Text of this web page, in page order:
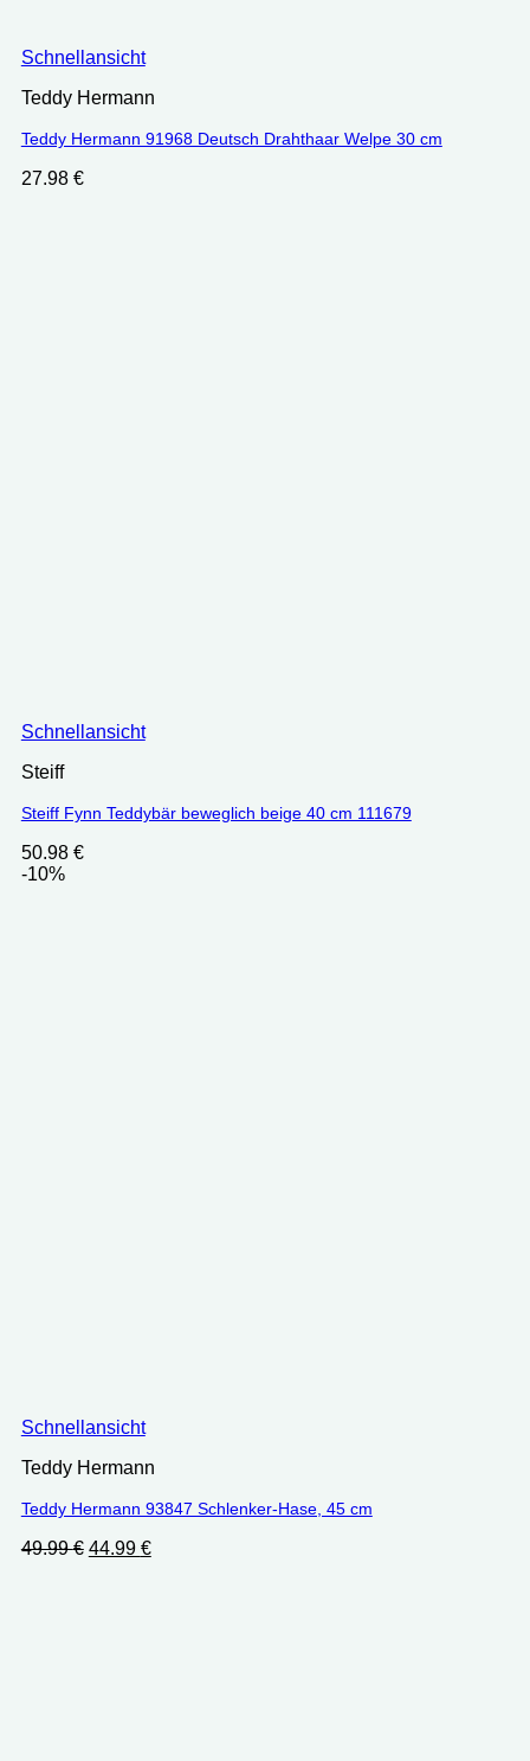
Schnellansicht
Teddy Hermann
Teddy Hermann 91968 Deutsch Drahthaar Welpe 30 cm
27.98 €
Schnellansicht
Steiff
Steiff Fynn Teddybär beweglich beige 40 cm 111679
50.98 €
-10%
Schnellansicht
Teddy Hermann
Teddy Hermann 93847 Schlenker-Hase, 45 cm
49.99€ Ursprünglicher
44.99 €Aktueller